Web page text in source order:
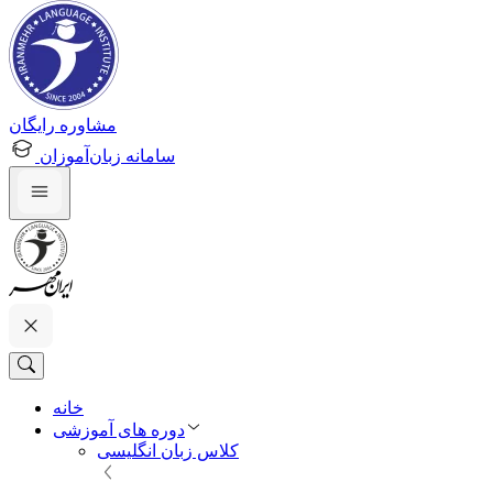
مشاوره رایگان
سامانه زبان‌آموزان
خانه
دوره های آموزشی
کلاس زبان انگلیسی